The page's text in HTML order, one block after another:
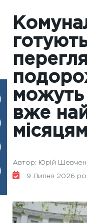
можуть
вже
Автор: Юрій
9 Липня 2026